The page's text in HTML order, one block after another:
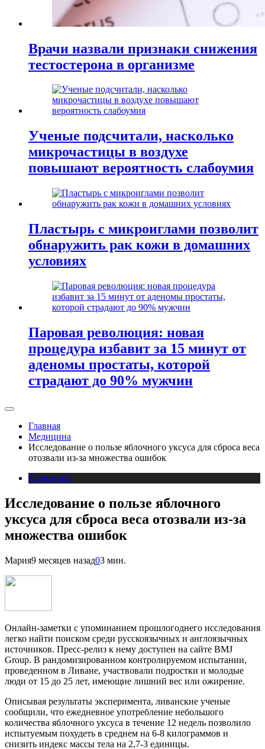
Врачи назвали признаки снижения
тестостерона в организме
Ученые подсчитали, насколько
микрочастицы в воздухе
повышают вероятность слабоумия
Пластырь с микроиглами позволит
обнаружить рак кожи в домашних
условиях
Паровая революция: новая
процедура избавит за 15 минут от
аденомы простаты, которой
страдают до 90% мужчин
Главная
Медицина
Исследование о пользе яблочного уксуса для сброса веса
отозвали из-за множества ошибок
Медицина
Исследование о пользе яблочного
уксуса для сброса веса отозвали из-за
множества ошибок
Мария9 месяцев назад03 мин.
Онлайн-заметки с упоминанием прошлогоднего исследования
легко найти поиском среди русскоязычных и англоязычных
источников. Пресс-релиз к нему доступен на сайте BMJ
Group. В рандомизированном контролируемом испытании,
проведенном в Ливане, участвовали подростки и молодые
люди от 15 до 25 лет, имеющие лишний вес или ожирение.
Описывая результаты эксперимента, ливанские ученые
сообщили, что ежедневное употребление небольшого
количества яблочного уксуса в течение 12 недель позволило
испытуемым похудеть в среднем на 6-8 килограммов и
снизить индекс массы тела на 2,7-3 единицы.